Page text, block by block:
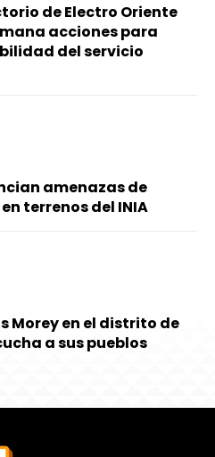
de Electro Oriente
acciones para
del servicio
amenazas de
terrenos del INIA
Morey en el distrito de
a sus pueblos